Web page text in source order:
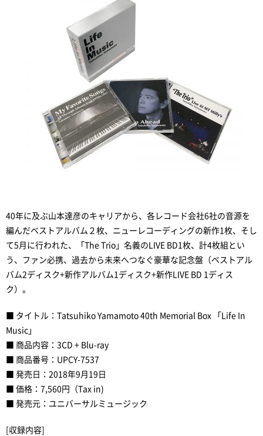
40年に及ぶ山本達彦のキャリアから、各レコード会社6社の音源を
編んだベストアルバム２枚、ニューレコーディングの新作1枚、そし
て5月に行われた、「The Trio」名義のLIVE BD1枚、計4枚組とい
う、ファン必携、過去から未来へつなぐ豪華な記念盤（ベストアル
バム2ディスク+新作アルバム1ディスク+新作LIVE BD 1ディス
ク）。
■ タイトル：Tatsuhiko Yamamoto 40th Memorial Box 「Life In
Music」
■ 商品内容：3CD + Blu-ray
■ 商品番号：UPCY-7537
■ 発売日：2018年9月19日
■ 価格：7,560円（Tax in)
■ 発売元：ユニバーサルミュージック
[収録内容]